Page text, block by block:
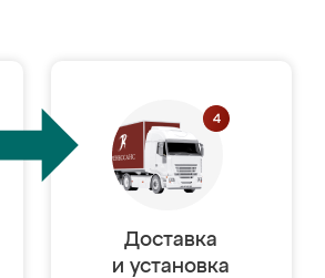
Доставка
и установка